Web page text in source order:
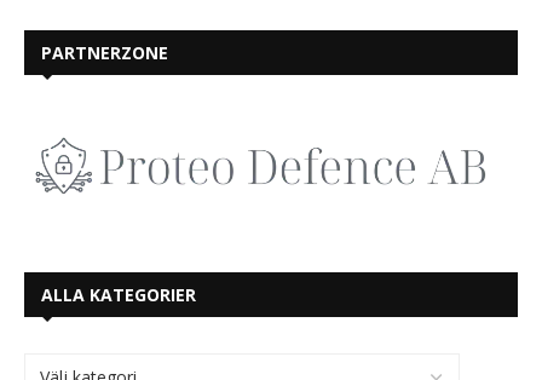
PARTNERZONE
ALLA KATEGORIER